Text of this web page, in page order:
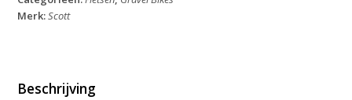
2026
aantal
Merk:Scott
Beschrijving